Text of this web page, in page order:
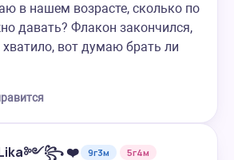
в нашем возрасте, сколько по
давать? Флакон закончился,
хватило, вот думаю брать ли
❤️ 9г3м
5г4м